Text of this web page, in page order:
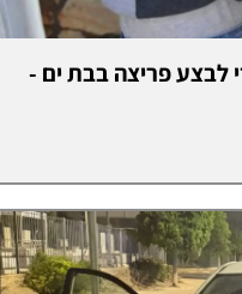
לבצע פריצה בבת ים -